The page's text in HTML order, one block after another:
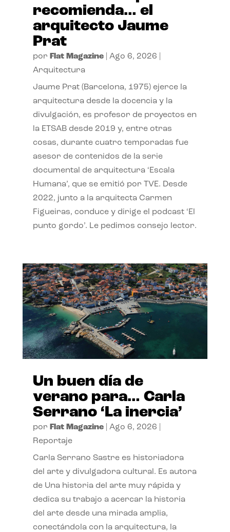
recomienda… el
arquitecto Jaume
Prat
por Flat Magazine| Ago 6, 2026
Arquitectura
Jaume Prat (Barcelona, 1975) ejerce la
arquitectura desde la docencia y la
divulgación, es profesor de proyectos en
la ETSAB desde 2019 y, entre otras
cosas, durante cuatro temporadas fue
asesor de contenidos de la serie
documental de arquitectura ‘Escala
Humana’, que se emitió por TVE. Desde
2022, junto a la arquitecta Carmen
Figueiras, conduce y dirige el podcast ‘El
punto gordo’. Le pedimos consejo lector.
Un buen día de
verano para… Carla
Serrano ‘La inercia’
por Flat Magazine| Ago 6, 2026
Reportaje
Carla Serrano Sastre es historiadora
del arte y divulgadora cultural. Es autora
de Una historia del arte muy rápida y
dedica su trabajo a acercar la historia
del arte desde una mirada amplia,
conectándola con la arquitectura, la